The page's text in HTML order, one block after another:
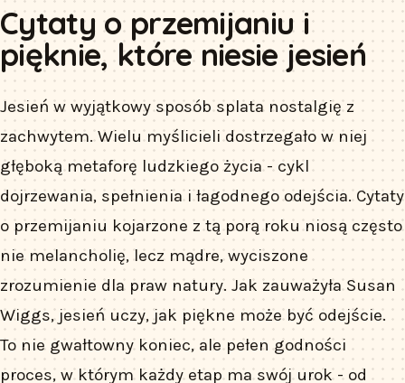
Cytaty o przemijaniu i
pięknie, które niesie jesień
Jesień w wyjątkowy sposób splata nostalgię z
zachwytem. Wielu myślicieli dostrzegało w niej
głęboką metaforę ludzkiego życia - cykl
dojrzewania, spełnienia i łagodnego odejścia. Cytaty
o przemijaniu kojarzone z tą porą roku niosą często
nie melancholię, lecz mądre, wyciszone
zrozumienie dla praw natury. Jak zauważyła Susan
Wiggs, jesień uczy, jak piękne może być odejście.
To nie gwałtowny koniec, ale pełen godności
proces, w którym każdy etap ma swój urok - od